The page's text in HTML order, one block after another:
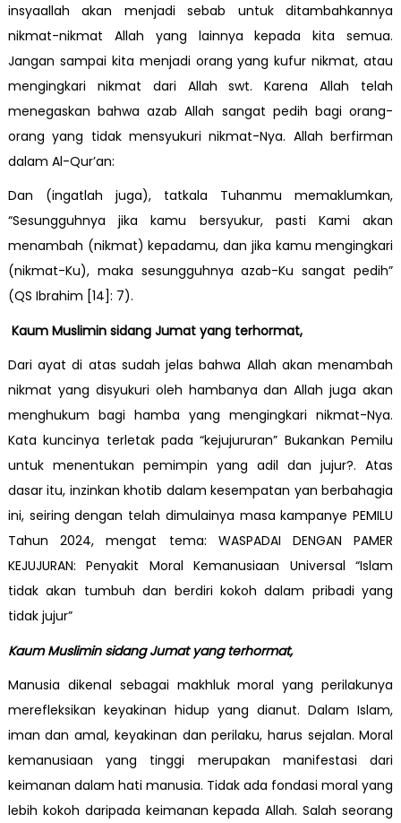
insyaallah akan menjadi sebab untuk ditambahkannya
nikmat-nikmat Allah yang lainnya kepada kita semua.
Jangan sampai kita menjadi orang yang kufur nikmat, atau
mengingkari nikmat dari Allah swt. Karena Allah telah
menegaskan bahwa azab Allah sangat pedih bagi orang-
orang yang tidak mensyukuri nikmat-Nya. Allah berfirman
dalam Al-Qur’an:
Dan (ingatlah juga), tatkala Tuhanmu memaklumkan,
“Sesungguhnya jika kamu bersyukur, pasti Kami akan
menambah (nikmat) kepadamu, dan jika kamu mengingkari
(nikmat-Ku), maka sesungguhnya azab-Ku sangat pedih”
(QS Ibrahim [14]: 7).
Kaum Muslimin sidang Jumat yang terhormat,
Dari ayat di atas sudah jelas bahwa Allah akan menambah
nikmat yang disyukuri oleh hambanya dan Allah juga akan
menghukum bagi hamba yang mengingkari nikmat-Nya.
Kata kuncinya terletak pada “kejujururan” Bukankan Pemilu
untuk menentukan pemimpin yang adil dan jujur?. Atas
dasar itu, inzinkan khotib dalam kesempatan yan berbahagia
ini, seiring dengan telah dimulainya masa kampanye PEMILU
Tahun 2024, mengat tema: WASPADAI DENGAN PAMER
KEJUJURAN: Penyakit Moral Kemanusiaan Universal “Islam
tidak akan tumbuh dan berdiri kokoh dalam pribadi yang
tidak jujur”
Kaum Muslimin sidang Jumat yang terhormat,
Manusia dikenal sebagai makhluk moral yang perilakunya
merefleksikan keyakinan hidup yang dianut. Dalam Islam,
iman dan amal, keyakinan dan perilaku, harus sejalan. Moral
kemanusiaan yang tinggi merupakan manifestasi dari
keimanan dalam hati manusia. Tidak ada fondasi moral yang
lebih kokoh daripada keimanan kepada Allah. Salah seorang